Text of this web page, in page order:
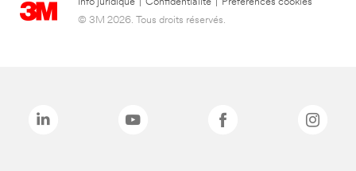
© 3M 2026. Tous droits réservés.